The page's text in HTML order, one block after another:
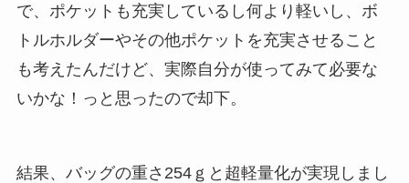
で、ポケットも充実しているし何より軽いし、ボ
トルホルダーやその他ポケットを充実させること
も考えたんだけど、実際自分が使ってみて必要な
いかな！っと思ったので却下。
結果、バッグの重さ254ｇと超軽量化が実現しまし